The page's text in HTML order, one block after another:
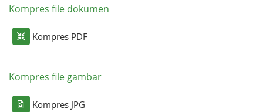
Kompres file dokumen
Kompres PDF
Kompres file gambar
Kompres JPG